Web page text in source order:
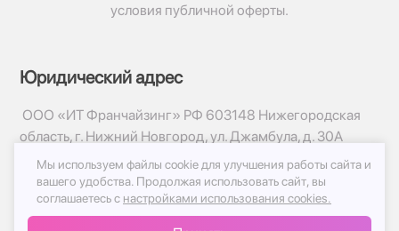
условия публичной оферты.
Юридический адрес
ООО «ИТ Франчайзинг» РФ 603148 Нижегородская
область, г. Нижний Новгород, ул. Джамбула, д. 30А
© 2017-2026г, База Цветов 24.ру
Политика конфиденциальности
Публичная оферта
Мы используем файлы cookie для улучшения работы сайта и
вашего удобства. Продолжая использовать сайт, вы
соглашаетесь с настройками использования cookies.